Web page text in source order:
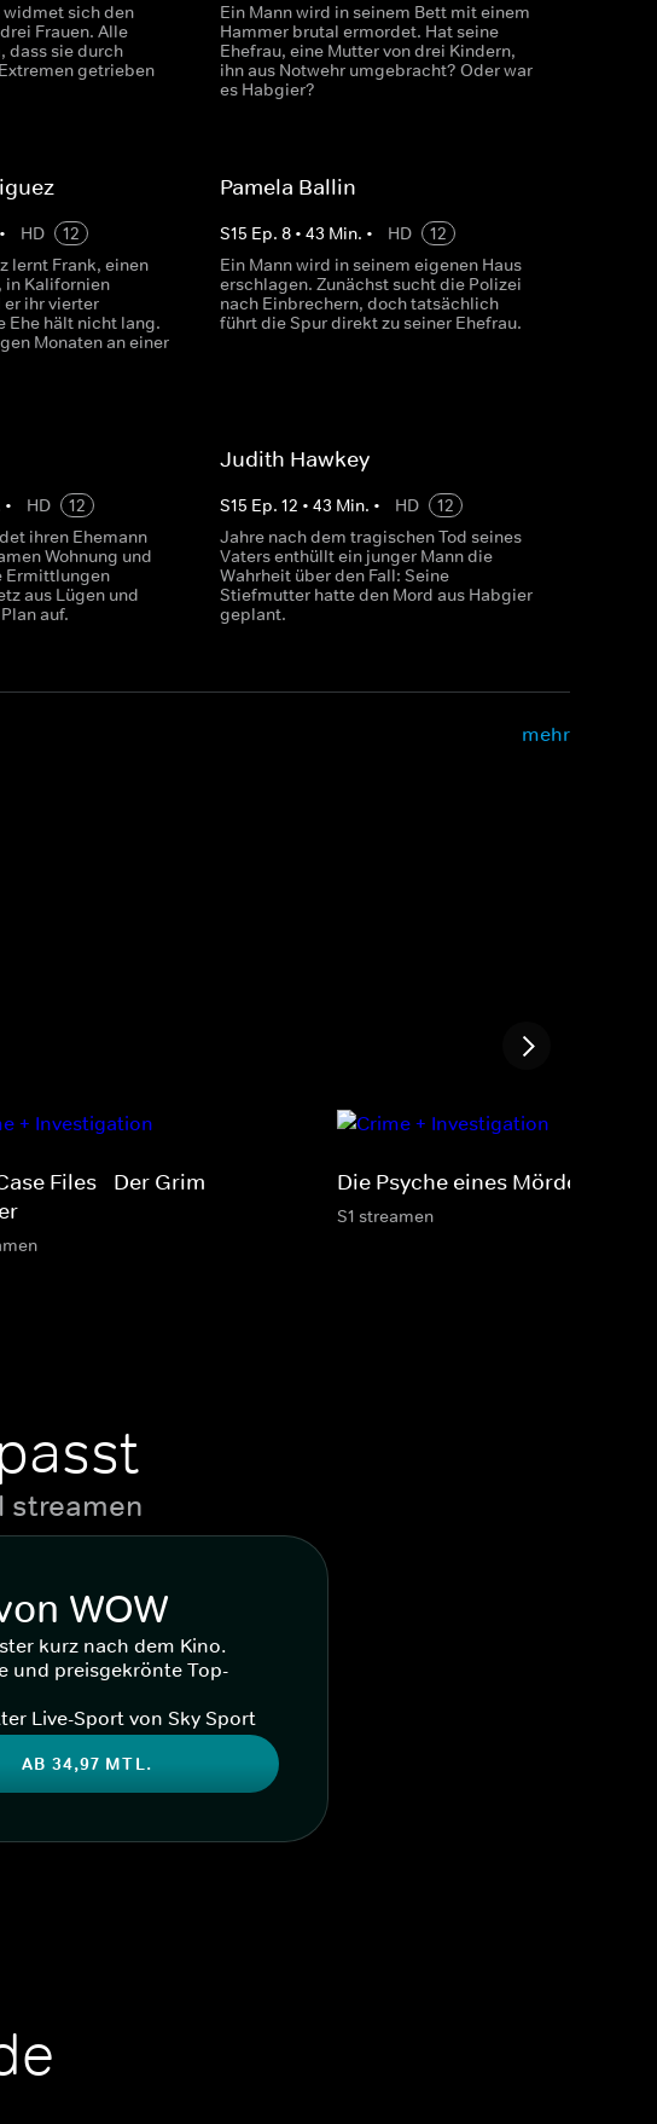
sich den
Frauen. Alle
dass sie durch
getrieben
Ein Mann wird in seinem Bett mit einem
Hammer brutal ermordet. Hat seine
Ehefrau, eine Mutter von drei Kindern,
ihn aus Notwehr umgebracht? Oder war
es Habgier?
• HD
12
lernt Frank, einen
in Kalifornien
ihr vierter
Ehe hält nicht lang.
Monaten an einer
Pamela Ballin
S15 Ep. 8• 43 Min. • HD
12
Ein Mann wird in seinem eigenen Haus
erschlagen. Zunächst sucht die Polizei
nach Einbrechern, doch tatsächlich
führt die Spur direkt zu seiner Ehefrau.
• HD
12
ihren Ehemann
Wohnung und
Ermittlungen
aus Lügen und
auf.
Judith Hawkey
S15 Ep. 12 • 43 Min. • HD
12
Jahre nach dem tragischen Tod seines
Vaters enthüllt ein junger Mann die
Wahrheit über den Fall: Seine
Stiefmutter hatte den Mord aus Habgier
geplant.
mehr
Files - Der Grim
Die Psyche eines Mörders
S1 streamen
streamen
WOW
kurz nach dem Kino.
und preisgekrönte Top-
Live-Sport von Sky Sport
AB 34,97 MTL.